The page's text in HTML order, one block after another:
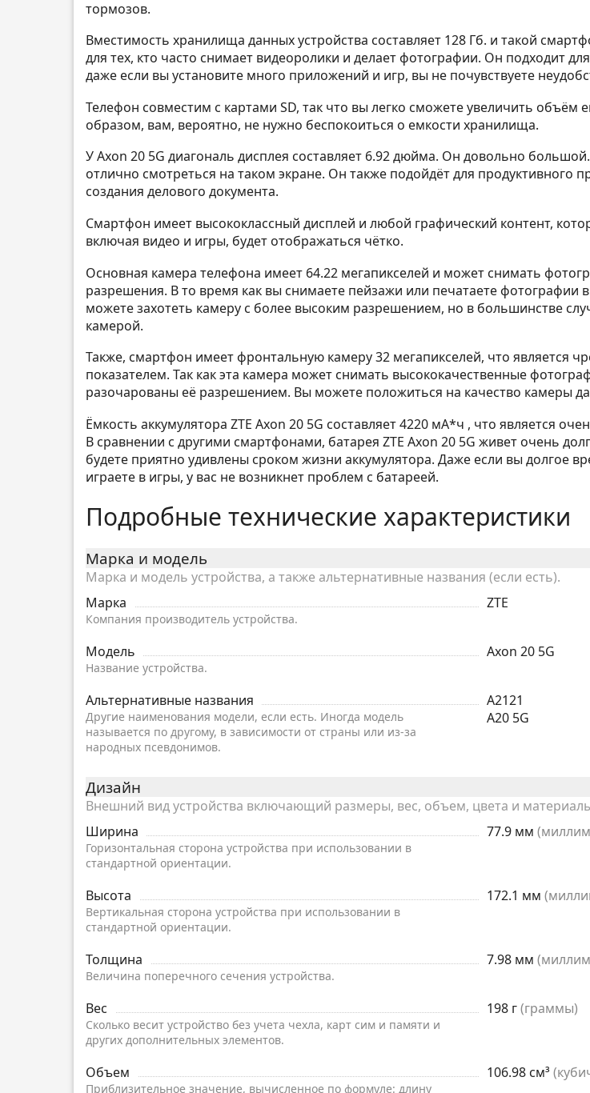
тормозов.
Вместимость хранилища данных устройства составляет 128 Гб. и такой
для тех, кто часто снимает видеоролики и делает фотографии. Он подходит
даже если вы установите много приложений и игр, вы не почувствуете
Телефон совместим с картами SD, так что вы легко сможете увеличить объём
образом, вам, вероятно, не нужно беспокоиться о емкости хранилища.
У Axon 20 5G диагональ дисплея составляет 6.92 дюйма. Он довольно
отлично смотреться на таком экране. Он также подойдёт для продуктивного
создания делового документа.
Смартфон имеет высококлассный дисплей и любой графический контент,
включая видео и игры, будет отображаться чётко.
Основная камера телефона имеет 64.22 мегапикселей и может снимать
разрешения. В то время как вы снимаете пейзажи или печатаете фотографии
можете захотеть камеру с более высоким разрешением, но в большинстве
камерой.
Также, смартфон имеет фронтальную камеру 32 мегапикселей, что является
показателем. Так как эта камера может снимать высококачественные
разочарованы её разрешением. Вы можете положиться на качество камеры
Ёмкость аккумулятора ZTE Axon 20 5G составляет 4220 мА*ч , что является
В сравнении с другими смартфонами, батарея ZTE Axon 20 5G живет очень
будете приятно удивлены сроком жизни аккумулятора. Даже если вы долгое
играете в игры, у вас не возникнет проблем с батареей.
Подробные технические характеристики
Марка и модель
Марка и модель устройства, а также альтернативные названия (если есть).
Марка
Компания производитель устройства.
ZTE
Модель
Название устройства.
Axon 20 5G
Альтернативные названия
Другие наименования модели, если есть. Иногда модель
называется по другому, в зависимости от страны или из-за
народных псевдонимов.
A2121
A20 5G
Дизайн
Внешний вид устройства включающий размеры, вес, объем, цвета и
Ширина
Горизонтальная сторона устройства при использовании в
стандартной ориентации.
77.9 мм
Высота
Вертикальная сторона устройства при использовании в
стандартной ориентации.
172.1 мм
Толщина
Величина поперечного сечения устройства.
7.98 мм
Вес
Сколько весит устройство без учета чехла, карт сим и памяти и
других дополнительных элементов.
198 г(граммы)
Объем
Приблизительное значение, вычисленное по формуле: длину
106.98 см³